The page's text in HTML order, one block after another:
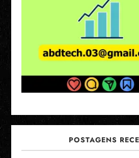
s
POSTAGENS